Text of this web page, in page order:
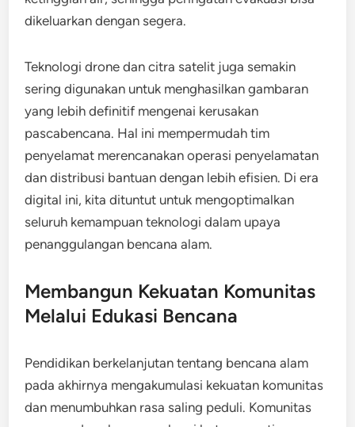
dikeluarkan dengan segera.
Teknologi drone dan citra satelit juga semakin
sering digunakan untuk menghasilkan gambaran
yang lebih definitif mengenai kerusakan
pascabencana. Hal ini mempermudah tim
penyelamat merencanakan operasi penyelamatan
dan distribusi bantuan dengan lebih efisien. Di era
digital ini, kita dituntut untuk mengoptimalkan
seluruh kemampuan teknologi dalam upaya
penanggulangan bencana alam.
Membangun Kekuatan Komunitas
Melalui Edukasi Bencana
Pendidikan berkelanjutan tentang bencana alam
pada akhirnya mengakumulasi kekuatan komunitas
dan menumbuhkan rasa saling peduli. Komunitas